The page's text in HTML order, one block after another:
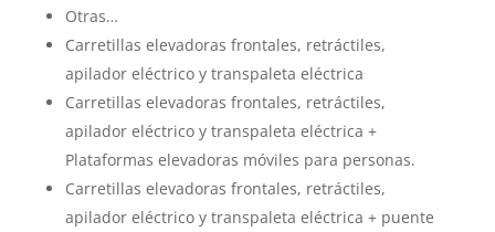
Otras…
Carretillas elevadoras frontales, retráctiles,
apilador eléctrico y transpaleta eléctrica
Carretillas elevadoras frontales, retráctiles,
apilador eléctrico y transpaleta eléctrica +
Plataformas elevadoras móviles para personas.
Carretillas elevadoras frontales, retráctiles,
apilador eléctrico y transpaleta eléctrica + puente